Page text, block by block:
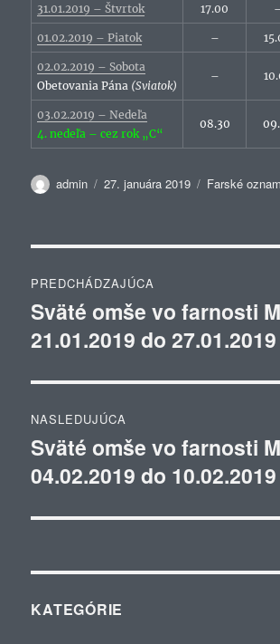
31.01.2019 – Štvrtok 17.00
01.02.2019 – Piatok –
02.02.2019 – Sobota
Obetovania Pána (Sviatok)
–
03.02.2019 – Nedeľa
4. nedeľa – cez rok „C“
08.30
Autor
admin Publikované
27. januára 2019 Kategórie
Farské
v
článku
PREDCHÁDZAJÚCA
Predchádzajúci
článok:
Sväté omše vo farnosti
21.01.2019 do 27.01.2019
NASLEDUJÚCA
Ďalší
článok:
Sväté omše vo farnosti
04.02.2019 do 10.02.2019
KATEGÓRIE